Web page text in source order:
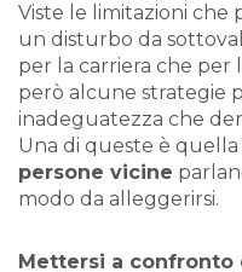
Viste le limitazioni che
un disturbo da
per la carriera che per
però alcune strategie
inadeguatezza che
Una di queste è quella
persone vicine
modo da alleggerirsi.
Mettersi a confronto